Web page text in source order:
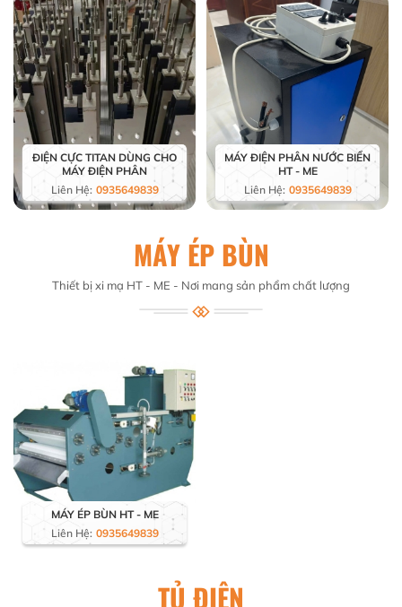
ĐIỆN CỰC TITAN DÙNG CHO
MÁY ĐIỆN PHÂN
Liên Hệ: 0935649839
MÁY ĐIỆN PHÂN NƯỚC BIỂN
HT - ME
Liên Hệ: 0935649839
MÁY ÉP BÙN
Thiết bị xi mạ HT - ME - Nơi mang sản phẩm chất lượng
MÁY ÉP BÙN HT - ME
Liên Hệ: 0935649839
TỦ ĐIỆN